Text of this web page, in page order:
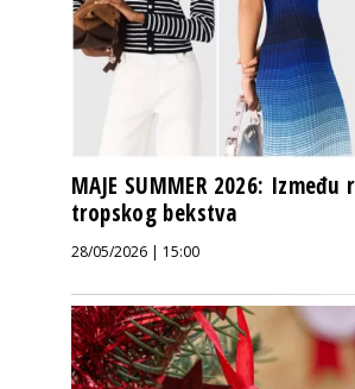
MAJE SUMMER 2026:
tropskog bekstva
28/05/2026 | 15:00